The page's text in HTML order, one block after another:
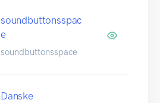
soundbuttonsspac
e
soundbuttonsspace
Danske